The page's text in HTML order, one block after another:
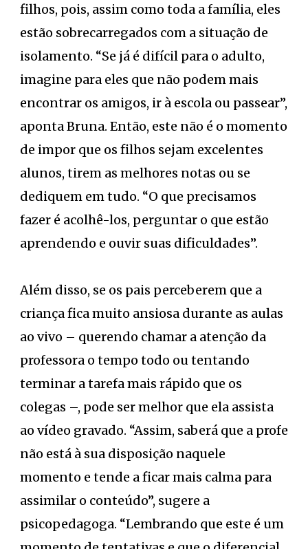
filhos, pois, assim como toda a família, eles
estão sobrecarregados com a situação de
isolamento. “Se já é difícil para o adulto,
imagine para eles que não podem mais
encontrar os amigos, ir à escola ou passear”,
aponta Bruna. Então, este não é o momento
de impor que os filhos sejam excelentes
alunos, tirem as melhores notas ou se
dediquem em tudo. “O que precisamos
fazer é acolhê-los, perguntar o que estão
aprendendo e ouvir suas dificuldades”.
Além disso, se os pais perceberem que a
criança fica muito ansiosa durante as aulas
ao vivo – querendo chamar a atenção da
professora o tempo todo ou tentando
terminar a tarefa mais rápido que os
colegas –, pode ser melhor que ela assista
ao vídeo gravado. “Assim, saberá que a profe
não está à sua disposição naquele
momento e tende a ficar mais calma para
assimilar o conteúdo”, sugere a
psicopedagoga. “Lembrando que este é um